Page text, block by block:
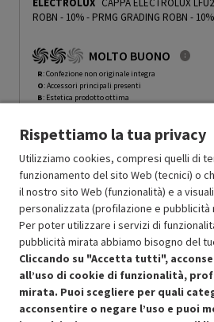
ELECTROLUX CAPPA ELECTROLUX
ROBN - 10%- PRMG GRADING ROBN - 10%
MOLTO BUONO
R: Confezione non originale integra
O: Accessori principali presenti
B: Estetica prodotto ottima
Prodotto Nuovo 189.99 -10%
Ricondizionato Prezzo ridotto da
170.99a -50%
In Promozione 85.49
Aggiungi al
SCONTO
Approfitta dello sconto del 50% sul
Rispettiamo la tua privacy
Utilizziamo cookies, compresi quelli di
funzionamento del sito Web (tecnici) o
il nostro sito Web (funzionalità) e a
personalizzata (profilazione e pubblicità
Per poter utilizzare i servizi di
pubblicità mirata abbiamo bisogno del
Cliccando su "Accetta tutti",
all’uso di cookie di funzionalità,
mirata. Puoi scegliere per quali
acconsentire o negare l’uso e puoi